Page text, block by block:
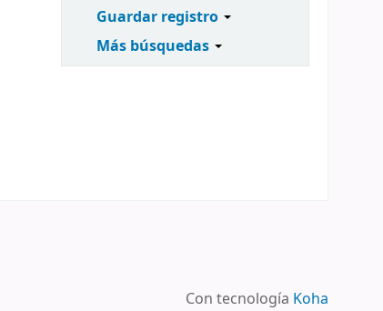
Guardar registro
Más búsquedas
Con tecnología Koha